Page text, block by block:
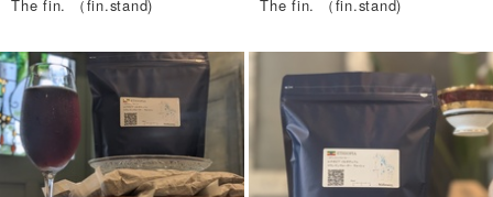
The fin. （fin.stand)
The fin. （fin.stand)